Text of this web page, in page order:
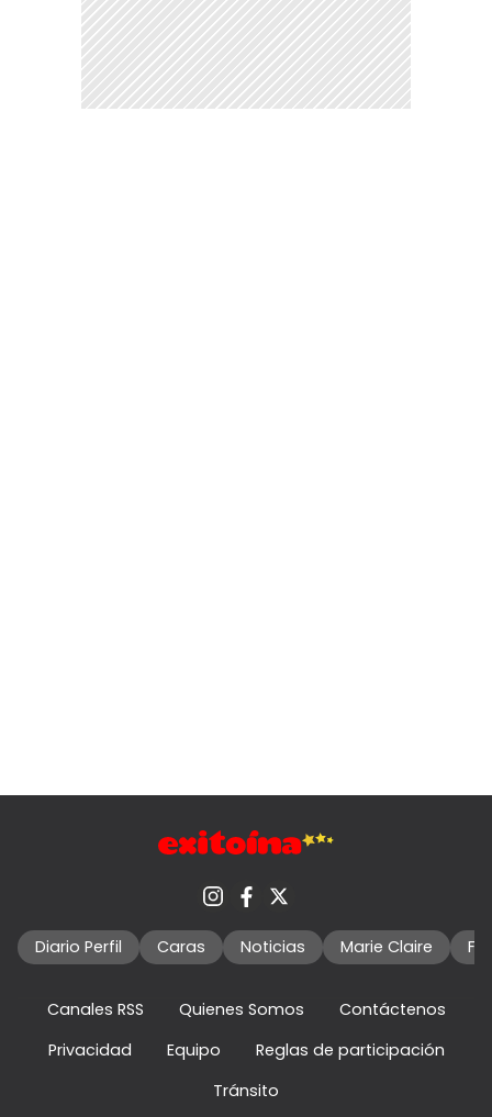
Diario Perfil Caras Noticias Marie Claire
Canales RSS Quienes Somos
Contáctenos
Privacidad
Equipo
Reglas de participación
Tránsito